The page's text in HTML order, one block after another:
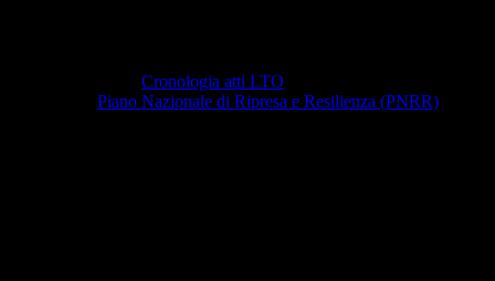
Cronologia atti LTO
Piano Nazionale di Ripresa e Resilienza (PNRR)